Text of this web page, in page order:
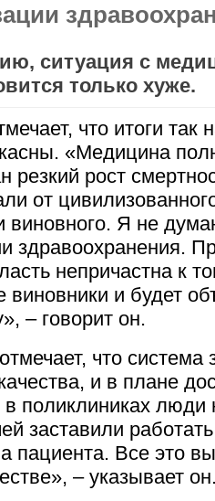
ситуация с
только хуже.
что итоги так
«Медицина
резкий рост
от
виновного. Я не
здравоохранения.
непричастна к
виновники и будет
– говорит он.
что система
и в плане
поликлиниках люди
заставили
пациента. Все это
– указывает